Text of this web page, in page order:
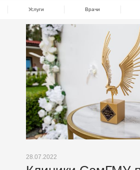
Услуги Врачи
28.07.2022